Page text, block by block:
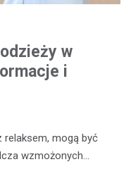
w
i
mogą być
wzmożonych…